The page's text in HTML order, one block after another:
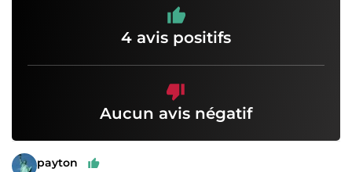
4 avis positifs
Aucun avis négatif
payton